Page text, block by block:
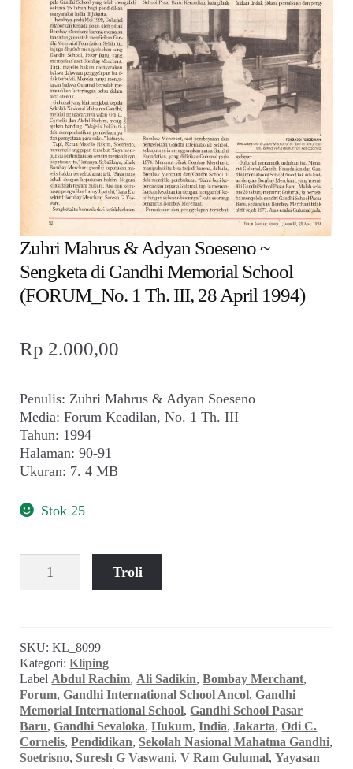
child
menu
Alamat
Rekening
Reseller
Zuhri Mahrus & Adyan Soeseno ~
Sengketa di Gandhi Memorial School
(FORUM_No. 1 Th. III, 28 April 1994)
Rp 2.000,00
Penulis: Zuhri Mahrus & Adyan Soeseno
Media: Forum Keadilan, No. 1 Th. III
Tahun: 1994
Halaman: 90-91
Ukuran: 7. 4 MB
Stok 25
Zuhri
Soeseno
~
Sengketa
di
Gandhi
Memorial
School
Troli
SKU:KL_8099
Kategori:Kliping
LabelAbdul Rachim,Ali Sadikin,Bombay Merchant,
Forum,Gandhi International School Ancol,Gandhi
Memorial International School,Gandhi School Pasar
Baru,Gandhi Sevaloka,Hukum,India,Jakarta,Odi C.
Cornelis,Pendidikan, Sekolah Nasional Mahatma Gandhi,
Soetrisno, Suresh G Vaswani,V Ram Gulumal,Yayasan